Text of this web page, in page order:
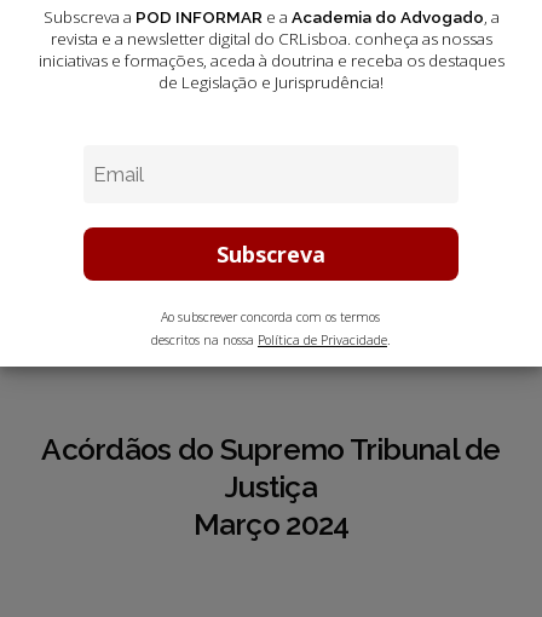
Jurisprudência –
Acórdãos do
de Justiça
2 min leitura estimada
Acórdãos do Supremo Tribunal de
Justiça
Março 2024
Subscreva a POD INFORMARe a Academia do Advogado, a
revista e a newsletter digital do CRLisboa. conheça as nossas
iniciativas e formações, aceda à doutrina e receba os destaques
de Legislação e Jurisprudência!
Ao subscrever concorda com os termos
descritos na nossa Política de Privacidade.